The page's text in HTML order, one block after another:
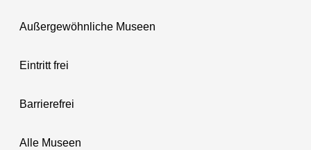
Außergewöhnliche Museen
Eintritt frei
Barrierefrei
Alle Museen